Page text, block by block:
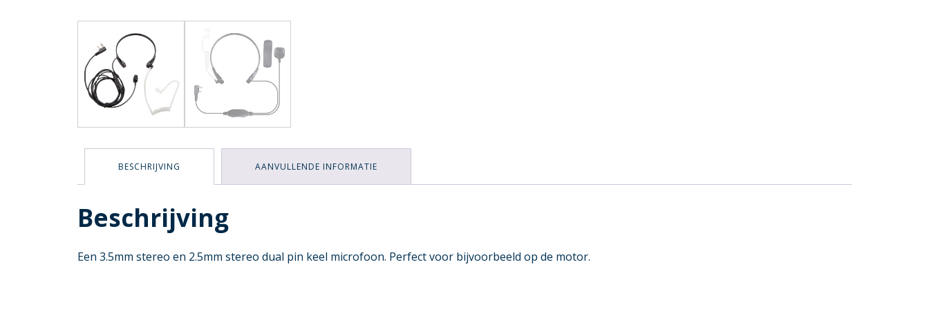
BESCHRIJVING AANVULLENDE INFORMATIE
Beschrijving
Een 3.5mm stereo en 2.5mm stereo dual pin keel microfoon. Perfect voor bijvoorbeeld op de motor.